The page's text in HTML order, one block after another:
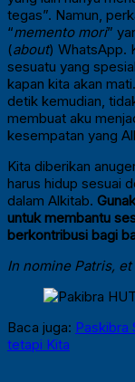
tegas”. Namun,
“memento mori”
(about) WhatsApp.
sesuatu yang
kapan kita akan
detik kemudian,
membuat aku
kesempatan yang
Kita diberikan
harus hidup sesuai
dalam Alkitab.
untuk membantu
berkontribusi bagi
In nomine Patris,
Baca juga: Paskibra
tetapi Kita